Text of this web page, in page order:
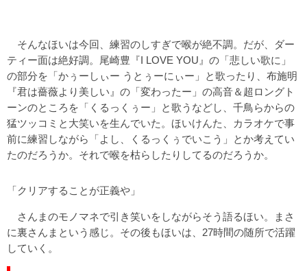
そんなほいは今回、練習のしすぎで喉が絶不調。だが、ダー
ティー面は絶好調。尾崎豊『I LOVE YOU』の「悲しい歌に」
の部分を「かぅーしぃー うとぅーにぃー」と歌ったり、布施明
『君は薔薇より美しい』の「変わったー」の高音＆超ロングト
ーンのところを「くるっくぅー」と歌うなどし、千鳥らからの
猛ツッコミと大笑いを生んでいた。ほいけんた、カラオケで事
前に練習しながら「よし、くるっくぅでいこう」とか考えてい
たのだろうか。それで喉を枯らしたりしてるのだろうか。
「クリアすることが正義や」
さんまのモノマネで引き笑いをしながらそう語るほい。まさ
に裏さんまという感じ。その後もほいは、27時間の随所で活躍
していく。